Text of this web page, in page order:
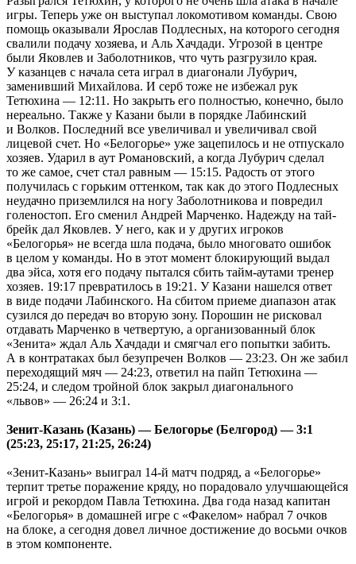
игры. Теперь уже он выступал локомотивом команды. Свою
помощь оказывали Ярослав Подлесных, на которого сегодня
свалили подачу хозяева, и Аль Хачдади. Угрозой в центре
были Яковлев и Заболотников, что чуть разгрузило края.
У казанцев с начала сета играл в диагонали Лубурич,
заменивший Михайлова. И серб тоже не избежал рук
Тетюхина — 12:11. Но закрыть его полностью, конечно, было
нереально. Также у Казани были в порядке Лабинский
и Волков. Последний все увеличивал и увеличивал свой
лицевой счет. Но «Белогорье» уже зацепилось и не отпускало
хозяев. Ударил в аут Романовский, а когда Лубурич сделал
то же самое, счет стал равным — 15:15. Радость от этого
получилась с горьким оттенком, так как до этого Подлесных
неудачно приземлился на ногу Заболотникова и повредил
голеностоп. Его сменил Андрей Марченко. Надежду на тай-
брейк дал Яковлев. У него, как и у других игроков
«Белогорья» не всегда шла подача, было многовато ошибок
в целом у команды. Но в этот момент блокирующий выдал
два эйса, хотя его подачу пытался сбить тайм-аутами тренер
хозяев. 19:17 превратилось в 19:21. У Казани нашелся ответ
в виде подачи Лабинского. На сбитом приеме диапазон атак
сузился до передач во вторую зону. Порошин не рисковал
отдавать Марченко в четвертую, а организованный блок
«Зенита» ждал Аль Хачдади и смягчал его попытки забить.
А в контратаках был безупречен Волков — 23:23. Он же забил
переходящий мяч — 24:23, ответил на пайп Тетюхина —
25:24, и следом тройной блок закрыл диагонального
«львов» — 26:24 и 3:1.
Зенит-Казань (Казань) — Белогорье (Белгород) — 3:1
(25:23, 25:17, 21:25, 26:24)
«Зенит-Казань» выиграл 14-й матч подряд, а «Белогорье»
терпит третье поражение кряду, но порадовало улучшающейся
игрой и рекордом Павла Тетюхина. Два года назад капитан
«Белогорья» в домашней игре с «Факелом» набрал 7 очков
на блоке, а сегодня довел личное достижение до восьми очков
в этом компоненте.